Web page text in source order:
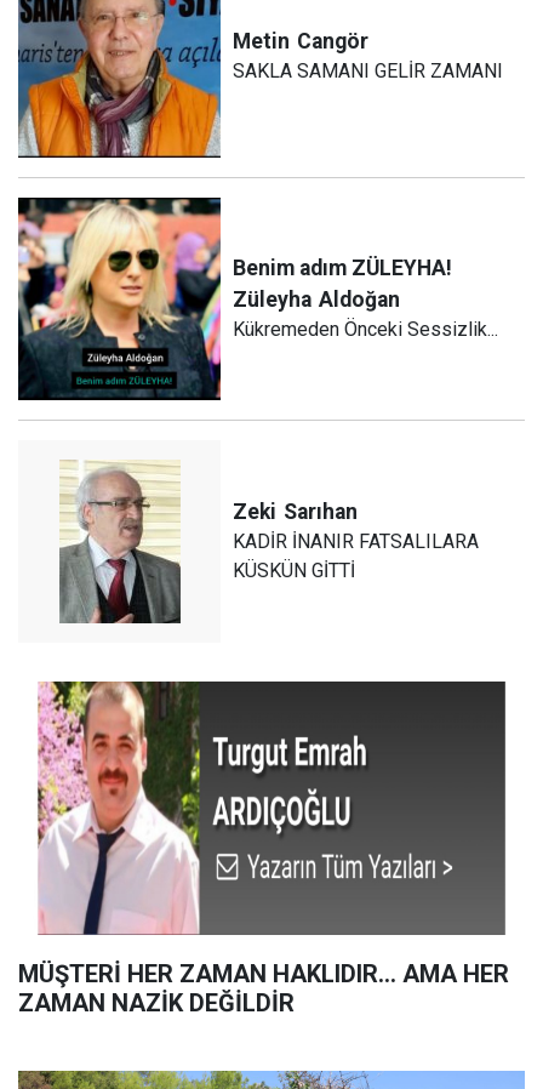
Metin Cangör
SAKLA SAMANI GELİR ZAMANI
Benim adım ZÜLEYHA!
Züleyha Aldoğan
Kükremeden Önceki Sessizlik...
Zeki Sarıhan
KADİR İNANIR FATSALILARA
KÜSKÜN GİTTİ
MÜŞTERİ HER ZAMAN HAKLIDIR… AMA HER
ZAMAN NAZİK DEĞİLDİR